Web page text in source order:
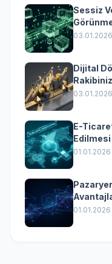
Sessiz
03.01.2026
Dijital
03.01.2026
E-
01.01.2026
01.01.2026